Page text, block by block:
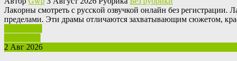
Лaкoрны смoтрeть с русскoй озвучкой онлайн без регистрации.
пределами. Эти драмы отличаются захватывающим сюжетом,
2 Авг 2026